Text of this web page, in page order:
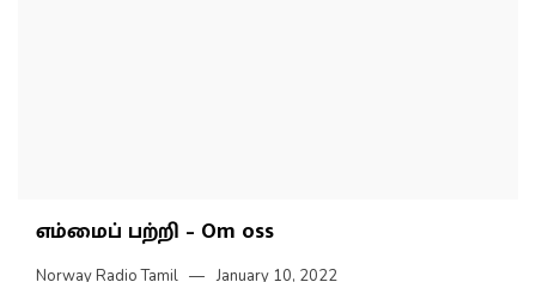
எம்மைப் பற்றி – Om oss
Norway Radio Tamil January 10, 2022